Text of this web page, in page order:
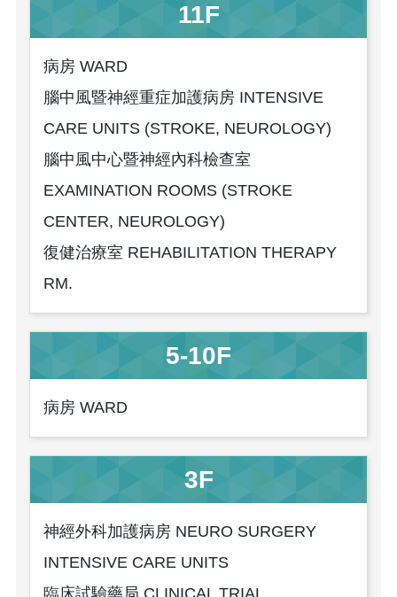
11F
病房 WARD
腦中風暨神經重症加護病房 INTENSIVE
CARE UNITS (STROKE, NEUROLOGY)
腦中風中心暨神經內科檢查室
EXAMINATION ROOMS (STROKE
CENTER, NEUROLOGY)
復健治療室 REHABILITATION THERAPY
RM.
5-10F
病房 WARD
3F
神經外科加護病房 NEURO SURGERY
INTENSIVE CARE UNITS